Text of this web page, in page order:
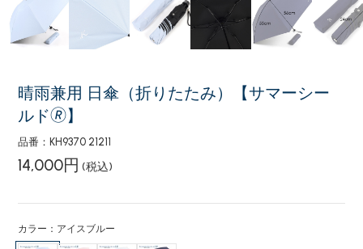
晴雨兼用 日傘（折りたたみ）【サマーシー
ルド🄬】
品番：KH9370 21211
14,000円 (税込)
カラー：アイスブルー